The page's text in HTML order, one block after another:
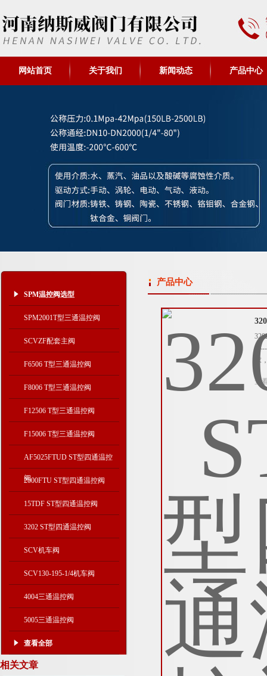
网站首页 关于我们 新闻动态 产品中心
SPM温控阀选型
SPM2001T型三通温控阀
SCVZF配套主阀
F6506 T型三通温控阀
F8006 T型三通温控阀
F12506 T型三通温控阀
F15006 T型三通温控阀
AF5025FTUD ST型四通温控
阀
2000FTU ST型四通温控阀
15TDF ST型四通温控阀
3202 ST型四通温控阀
SCV机车阀
SCV130-195-1/4机车阀
4004三通温控阀
5005三通温控阀
查看全部
相关文章
产品中心
求
查